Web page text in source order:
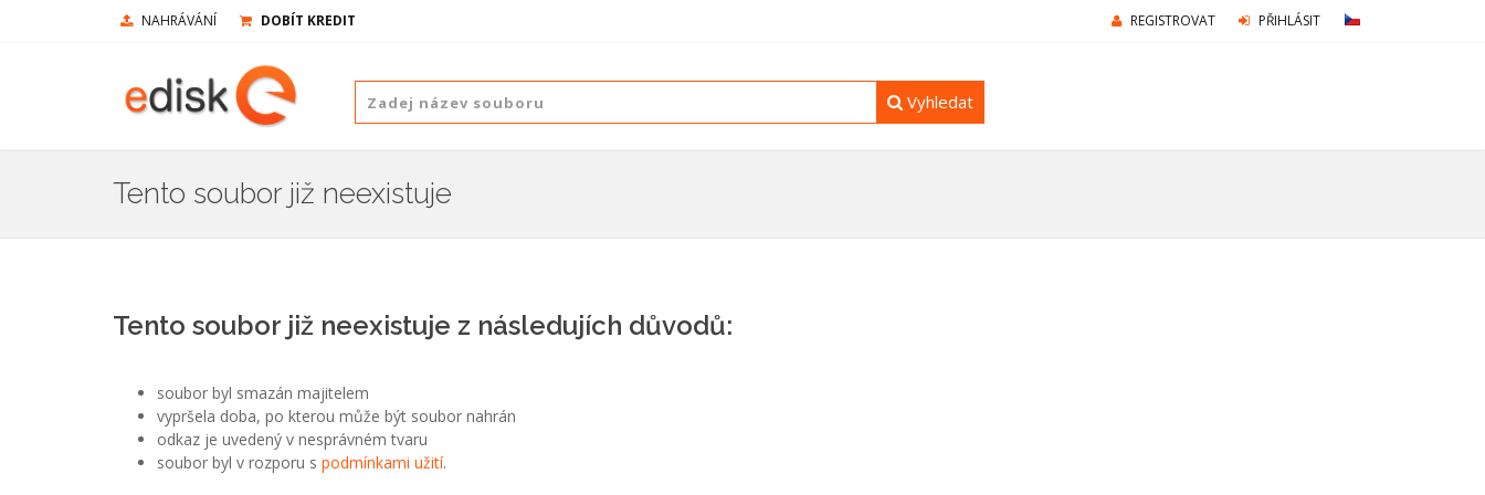
REGISTROVAT PŘIHLÁSIT
NAHRÁVÁNÍ DOBÍT KREDIT
Vyhledat
Tento soubor již neexistuje
Tento soubor již neexistuje z následujích důvodů:
soubor byl smazán majitelem
vypršela doba, po kterou může být soubor nahrán
odkaz je uvedený v nesprávném tvaru
soubor byl v rozporu s podmínkami užití.